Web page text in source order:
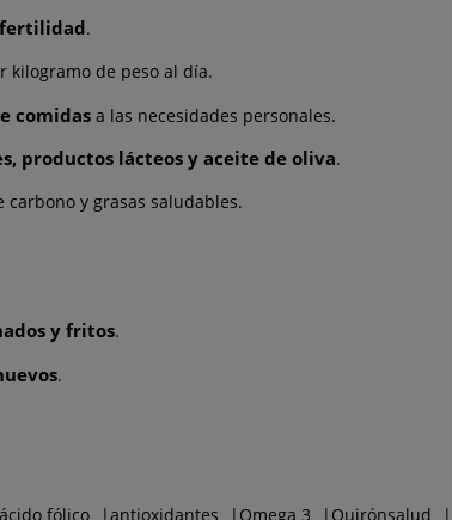
fertilidad.
kilogramo de peso al día.
comidas a las necesidades personales.
productos lácteos y aceite de oliva.
y grasas saludables.
y fritos.
.
ácido fólico antioxidantes Omega 3 Quirónsalud